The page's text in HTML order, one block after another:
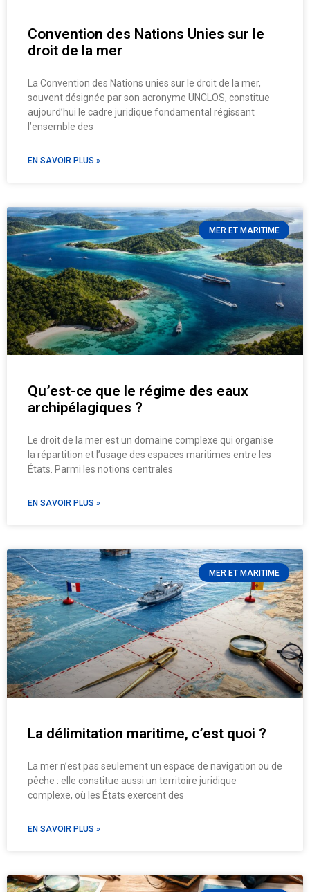
Convention des Nations Unies sur le
droit de la mer
La Convention des Nations unies sur le droit de la mer,
souvent désignée par son acronyme UNCLOS, constitue
aujourd’hui le cadre juridique fondamental régissant
l’ensemble des
EN SAVOIR PLUS »
MER ET MARITIME
Qu’est-ce que le régime des eaux
archipélagiques ?
Le droit de la mer est un domaine complexe qui organise
la répartition et l’usage des espaces maritimes entre les
États. Parmi les notions centrales
EN SAVOIR PLUS »
MER ET MARITIME
La délimitation maritime, c’est quoi ?
La mer n’est pas seulement un espace de navigation ou de
pêche : elle constitue aussi un territoire juridique
complexe, où les États exercent des
EN SAVOIR PLUS »